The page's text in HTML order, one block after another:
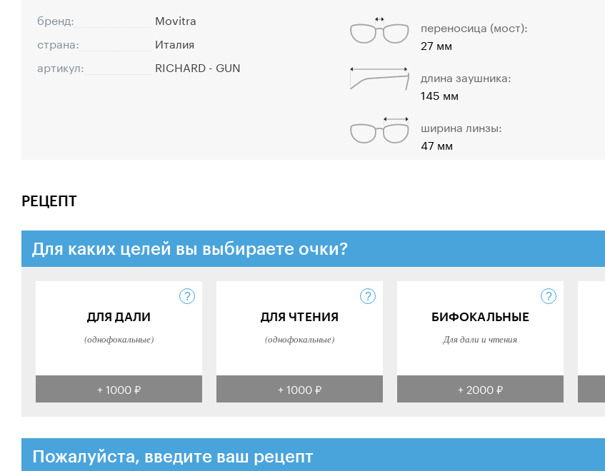
бренд:
Movitra
страна:
Италия
артикул:
RICHARD - GUN
переносица (мост):
27 мм
длина заушника:
145 мм
ширина линзы:
47 мм
РЕЦЕПТ
Для каких целей вы выбираете очки?
ДЛЯ ДАЛИ
(однофокальные)
+ 1000 ₽
ДЛЯ ЧТЕНИЯ
(однофокальные)
+ 1000 ₽
БИФОКАЛЬНЫЕ
Для дали и чтения
+ 2000 ₽
Пожалуйста, введите ваш рецепт